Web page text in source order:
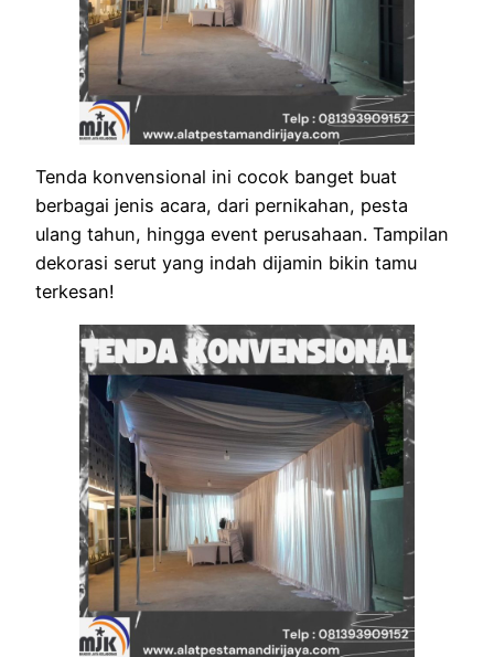
Tenda konvensional ini cocok banget buat
berbagai jenis acara, dari pernikahan, pesta
ulang tahun, hingga event perusahaan. Tampilan
dekorasi serut yang indah dijamin bikin tamu
terkesan!